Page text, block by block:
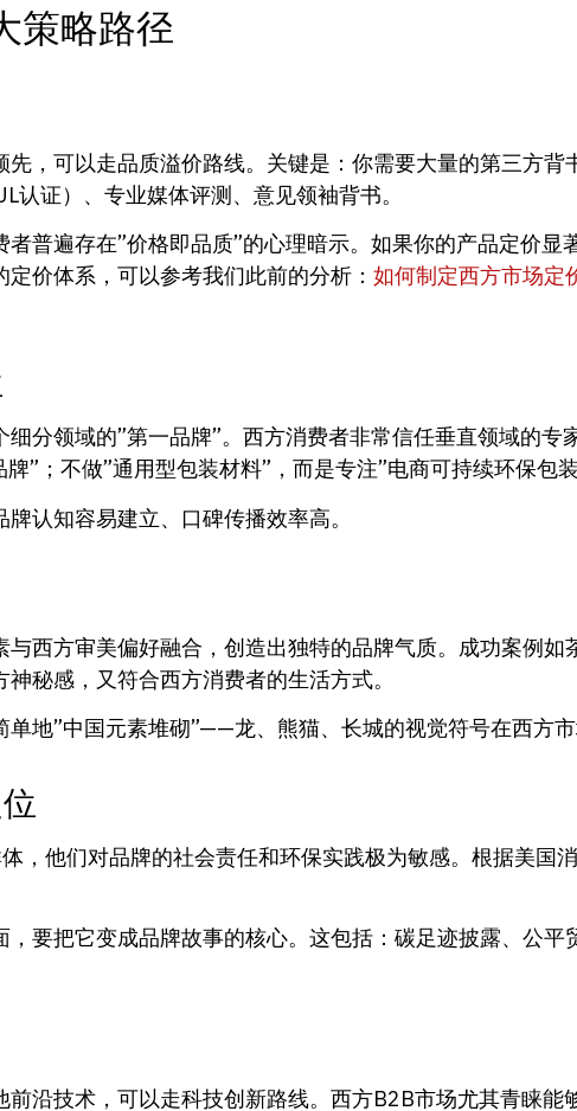
策略路径
，可以走品质溢价路线。关键是：你需要大量的第三方背
认证）、专业媒体评测、意见领袖背书。
普遍存在”价格即品质”的心理暗示。如果你的产品定价显
价体系，可以参考我们此前的分析： 如何制定西方市场定
分领域的”第一品牌”。西方消费者非常信任垂直领域的专
”；不做”通用型包装材料”，而是专注”电商可持续环保包装
认知容易建立、口碑传播效率高。
西方审美偏好融合，创造出独特的品牌气质。成功案例
秘感，又符合西方消费者的生活方式。
地”中国元素堆砌”——龙、熊猫、长城的视觉符号在西方市
，他们对品牌的社会责任和环保实践极为敏感。根据美国
要把它变成品牌故事的核心。这包括：碳足迹披露、公
沿技术，可以走科技创新路线。西方B2B市场尤其青睐能